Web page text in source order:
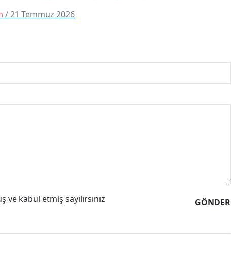
/ 21 Temmuz 2026
GÖNDER
ve kabul etmiş sayılırsınız